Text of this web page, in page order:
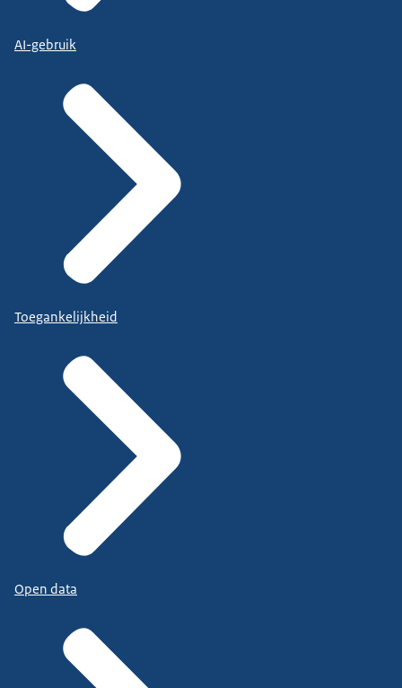
AI-gebruik
Toegankelijkheid
Open data